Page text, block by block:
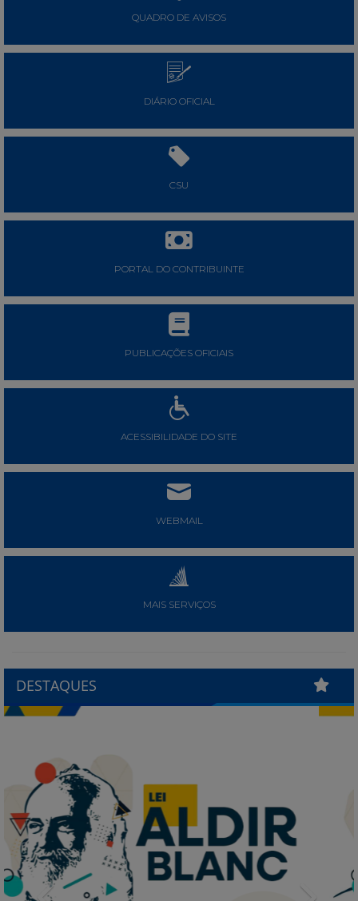
QUADRO DE AVISOS
DIÁRIO OFICIAL
CSU
PORTAL DO CONTRIBUINTE
PUBLICAÇÕES OFICIAIS
ACESSIBILIDADE DO SITE
WEBMAIL
MAIS SERVIÇOS
DESTAQUES
Previous Next